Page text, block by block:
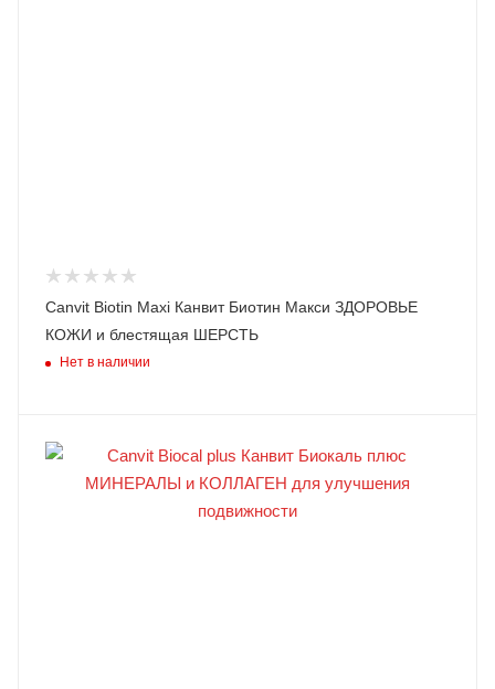
Canvit Biotin Maxi Канвит Биотин Макси ЗДОРОВЬЕ
КОЖИ и блестящая ШЕРСТЬ
Нет в наличии